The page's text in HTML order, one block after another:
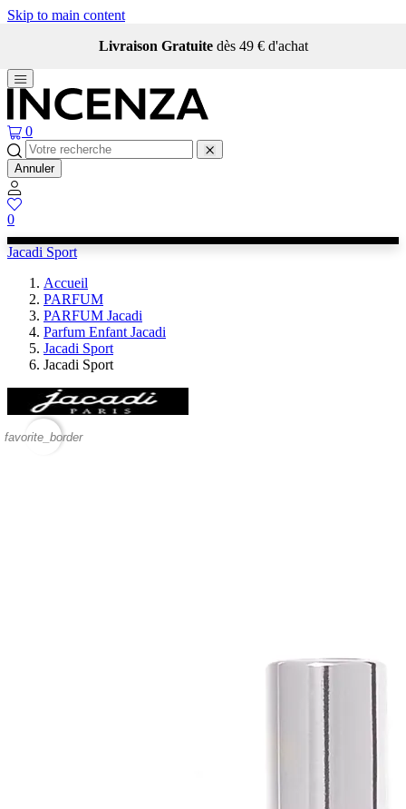
Skip to main content
Livraison Gratuite dès 49 € d'achat
0
Annuler
0
Jacadi Sport
Accueil
PARFUM
PARFUM Jacadi
Parfum Enfant Jacadi
Jacadi Sport
Jacadi Sport
favorite_border